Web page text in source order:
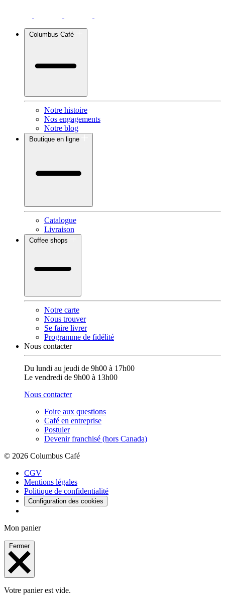
Columbus Café
Notre histoire
Nos engagements
Notre blog
Boutique en ligne
Catalogue
Livraison
Coffee shops
Notre carte
Nous trouver
Se faire livrer
Programme de fidélité
Nous contacter
Du lundi au jeudi de 9h00 à 17h00
Le vendredi de 9h00 à 13h00
Nous contacter
Foire aux questions
Café en entreprise
Postuler
Devenir franchisé (hors Canada)
© 2026 Columbus Café
CGV
Mentions légales
Politique de confidentialité
Configuration des cookies
Mon panier
Fermer
Votre panier est vide.